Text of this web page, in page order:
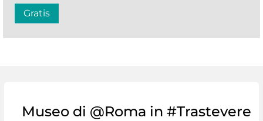
Gratis
Museo di @Roma in #Trastevere